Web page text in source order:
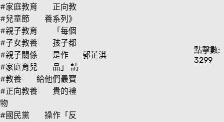
#家庭教育
#兒童節
#親子教育
#子女教養
#親子關係
#家庭育兒
#教養
#正向教養
正向教
養系列》
「每個
孩子都
是作
品」 請
給他們最寶
貴的禮
物
郭芷淇
點擊數:
3299
#國民黨
操作「反